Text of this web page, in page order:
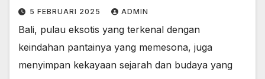
5 FEBRUARI 2025 ADMIN
Bali, pulau eksotis yang terkenal dengan
keindahan pantainya yang memesona, juga
menyimpan kekayaan sejarah dan budaya yang